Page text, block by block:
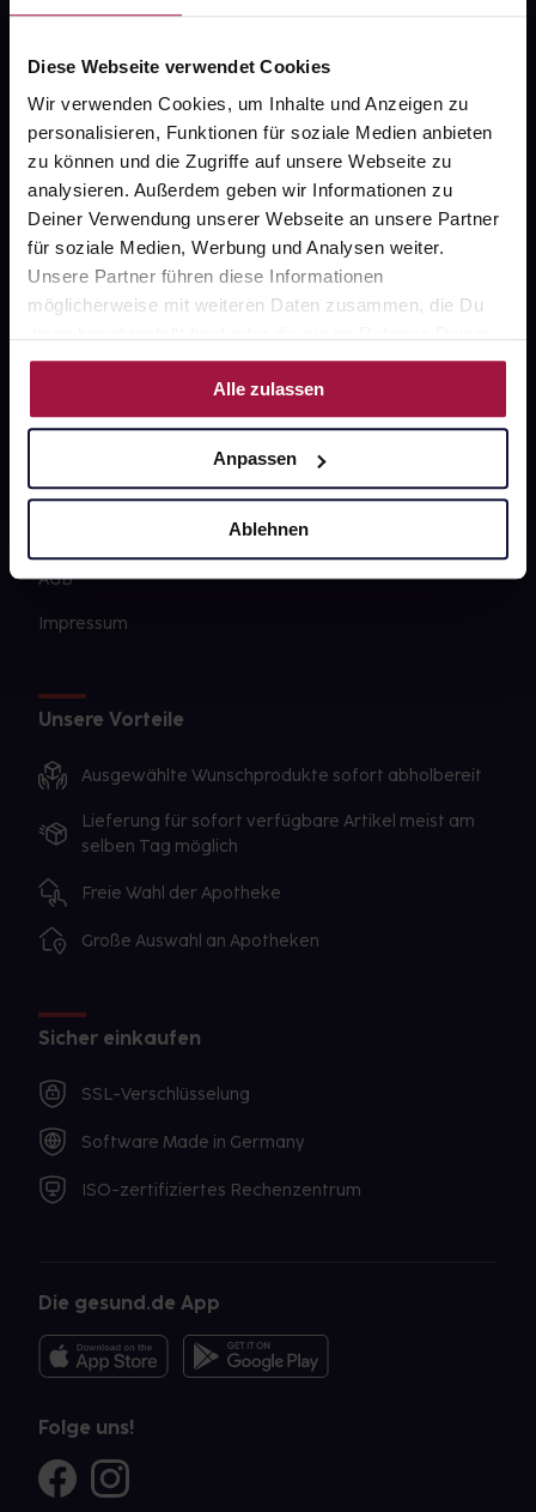
Diese Webseite verwendet Cookies
Wir verwenden Cookies, um Inhalte und Anzeigen zu
personalisieren, Funktionen für soziale Medien anbieten
zu können und die Zugriffe auf unsere Webseite zu
analysieren. Außerdem geben wir Informationen zu
Deiner Verwendung unserer Webseite an unsere Partner
für soziale Medien, Werbung und Analysen weiter.
Unsere Partner führen diese Informationen
möglicherweise mit weiteren Daten zusammen, die Du
Nutzung der Dienste gesammelt haben.
Alle zulassen
Anpassen
Ablehnen
Widerrufsformular
gesund.de
Über uns
Karriere
Newsletter
Barrierefreiheitserklärung
Sanitätshäuser
AGB
Impressum
Unsere Vorteile
Ausgewählte Wunschprodukte sofort abholbereit
Lieferung für sofort verfügbare Artikel meist am
selben Tag möglich
Freie Wahl der Apotheke
Große Auswahl an Apotheken
Sicher einkaufen
SSL-Verschlüsselung
Software Made in Germany
ISO-zertifiziertes Rechenzentrum
Die gesund.de App
Folge uns!